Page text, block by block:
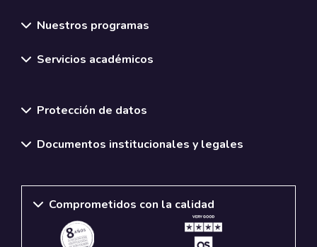
Nuestros programas
Servicios académicos
Protección de datos
Documentos institucionales y legales
Comprometidos con la calidad